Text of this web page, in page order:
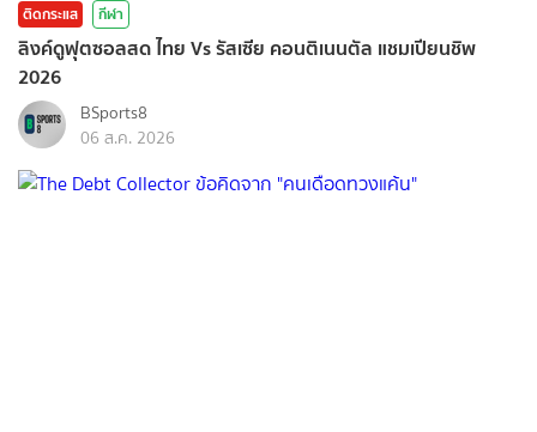
ติดกระแส กีฬา
ลิงค์ดูฟุตซอลสด ไทย Vs รัสเซีย คอนติเนนตัล แชมเปียนชิพ
2026
BSports8
06 ส.ค. 2026